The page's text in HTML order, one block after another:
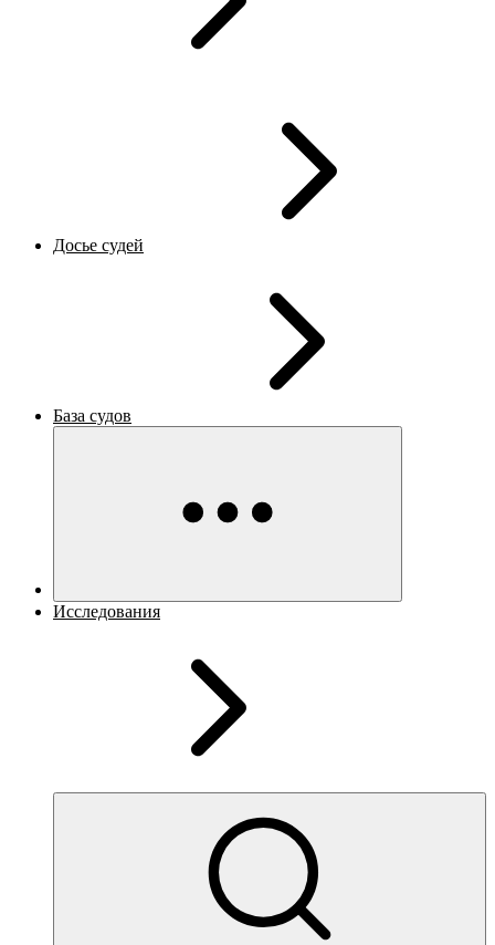
Досье судей
База судов
Исследования